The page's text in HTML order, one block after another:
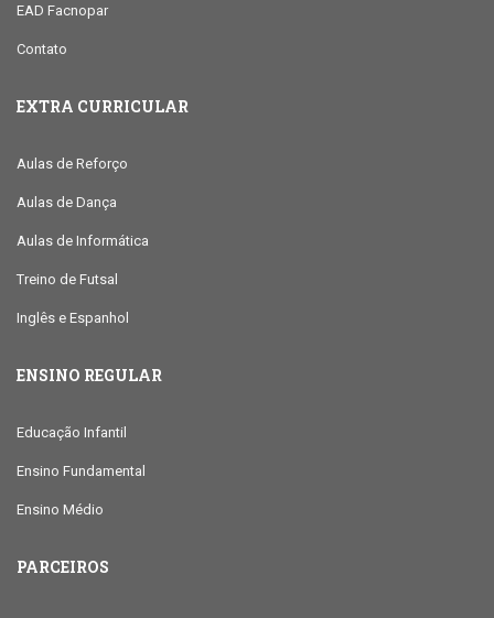
EAD Facnopar
Contato
EXTRA CURRICULAR
Aulas de Reforço
Aulas de Dança
Aulas de Informática
Treino de Futsal
Inglês e Espanhol
ENSINO REGULAR
Educação Infantil
Ensino Fundamental
Ensino Médio
PARCEIROS